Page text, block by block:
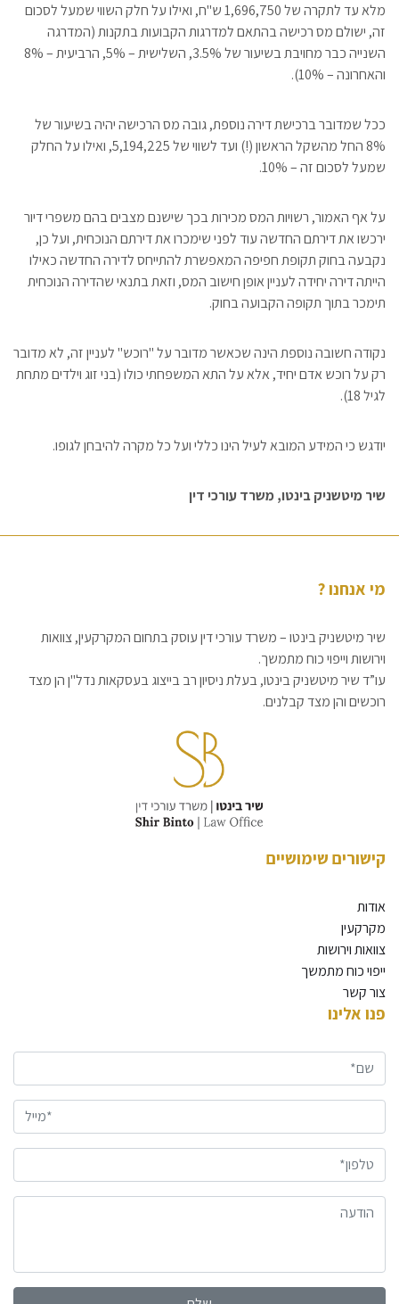
מלא עד לתקרה של 1,696,750 ש"ח, ואילו על חלק השווי שמעל לסכום
זה, ישולם מס רכישה בהתאם למדרגות הקבועות בתקנות (המדרגה
השנייה כבר מחויבת בשיעור של 3.5%, השלישית – 5%, הרביעית – 8%
והאחרונה – 10%).
ככל שמדובר ברכישת דירה נוספת, גובה מס הרכישה יהיה בשיעור של
8% החל מהשקל הראשון (!) ועד לשווי של 5,194,225, ואילו על החלק
שמעל לסכום זה – 10%.
על אף האמור, רשויות המס מכירות בכך שישנם מצבים בהם משפרי דיור
ירכשו את דירתם החדשה עוד לפני שימכרו את דירתם הנוכחית, ועל כן,
נקבעה בחוק תקופת חפיפה המאפשרת להתייחס לדירה החדשה כאילו
הייתה דירה יחידה לעניין אופן חישוב המס, וזאת בתנאי שהדירה הנוכחית
תימכר בתוך תקופה הקבועה בחוק.
נקודה חשובה נוספת הינה שכאשר מדובר על "רוכש" לעניין זה, לא מדובר
רק על רוכש אדם יחיד, אלא על התא המשפחתי כולו (בני זוג וילדים מתחת
לגיל 18).
יודגש כי המידע המובא לעיל הינו כללי ועל כל מקרה להיבחן לגופו.
שיר מיטשניק בינטו, משרד עורכי דין
מי אנחנו ?
שיר מיטשניק בינטו – משרד עורכי דין עוסק בתחום המקרקעין, צוואות
וירושות וייפוי כוח מתמשך.
עו”ד שיר מיטשניק בינטו, בעלת ניסיון רב בייצוג בעסקאות נדל"ן הן מצד
רוכשים והן מצד קבלנים.
קישורים שימושיים
אודות
מקרקעין
צוואות וירושות
ייפוי כוח מתמשך
צור קשר
פנו אלינו
שם*
טלפון*
הודעה